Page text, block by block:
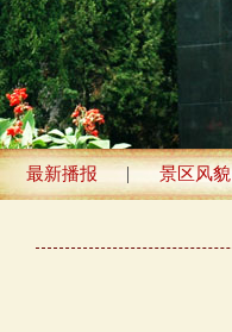
最新播报 | 景区风貌